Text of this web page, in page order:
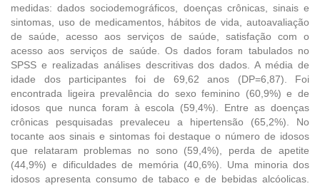
medidas: dados sociodemográficos, doenças crônicas, sinais e
sintomas, uso de medicamentos, hábitos de vida, autoavaliação
de saúde, acesso aos serviços de saúde, satisfação com o
acesso aos serviços de saúde. Os dados foram tabulados no
SPSS e realizadas análises descritivas dos dados. A média de
idade dos participantes foi de 69,62 anos (DP=6,87). Foi
encontrada ligeira prevalência do sexo feminino (60,9%) e de
idosos que nunca foram à escola (59,4%). Entre as doenças
crônicas pesquisadas prevaleceu a hipertensão (65,2%). No
tocante aos sinais e sintomas foi destaque o número de idosos
que relataram problemas no sono (59,4%), perda de apetite
(44,9%) e dificuldades de memória (40,6%). Uma minoria dos
idosos apresenta consumo de tabaco e de bebidas alcóolicas.